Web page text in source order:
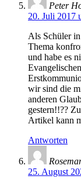
Peter
20. Juli 2017
Als Schüler
Thema
und habe es
wir sind die
anderen
gestern!!??
Artikel kann
Antworten
25. August